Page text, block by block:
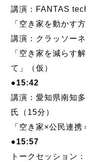
講演：FANTAS
「空き家を動かす
講演：クラッソー
「空き家を減らす
て」（仮）
●15:42
講演：愛知県南知
氏（15分）
「空き家×公民連
●15:57
トークセッション